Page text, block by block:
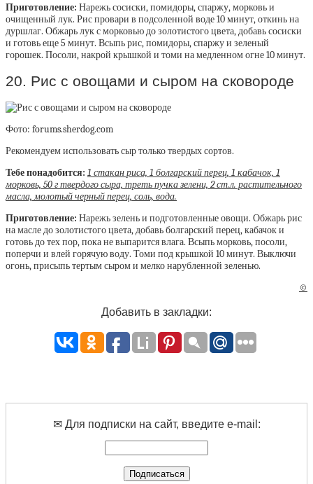
Приготовление: Нарежь сосиски, помидоры, спаржу, морковь и
очищенный лук. Рис провари в подсоленной воде 10 минут, откинь на
дуршлаг. Обжарь лук с морковью до золотистого цвета, добавь сосиски
и готовь еще 5 минут. Всыпь рис, помидоры, спаржу и зеленый
горошек. Посоли, накрой крышкой и томи на медленном огне 10 минут.
20. Рис с овощами и сыром на сковороде
Фото: forums.sherdog.com
Рекомендуем использовать сыр только твердых сортов.
Тебе понадобится: 1 стакан риса, 1 болгарский перец, 1 кабачок, 1
морковь, 50 г твердого сыра, треть пучка зелени, 2 ст.л. растительного
масла, молотый черный перец, соль, вода.
Приготовление: Нарежь зелень и подготовленные овощи. Обжарь рис
на масле до золотистого цвета, добавь болгарский перец, кабачок и
готовь до тех пор, пока не выпарится влага. Всыпь морковь, посоли,
поперчи и влей горячую воду. Томи под крышкой 10 минут. Выключи
огонь, присыпь тертым сыром и мелко нарубленной зеленью.
©
Добавить в закладки:
✉ Для подписки на сайт, введите e-mail: